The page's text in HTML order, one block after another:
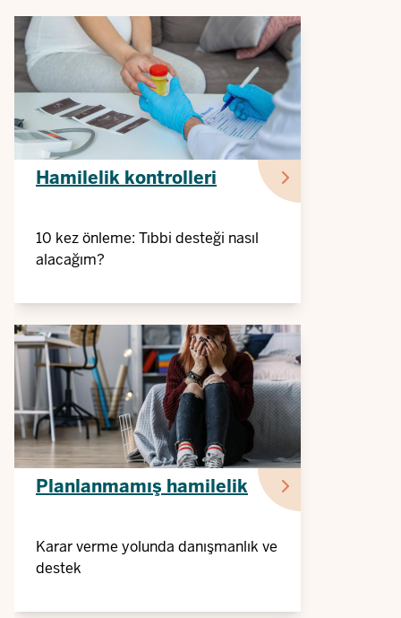
Hamilelik kontrolleri
10 kez önleme: Tıbbi desteği nasıl
alacağım?
Planlanmamış hamilelik
Karar verme yolunda danışmanlık ve
destek